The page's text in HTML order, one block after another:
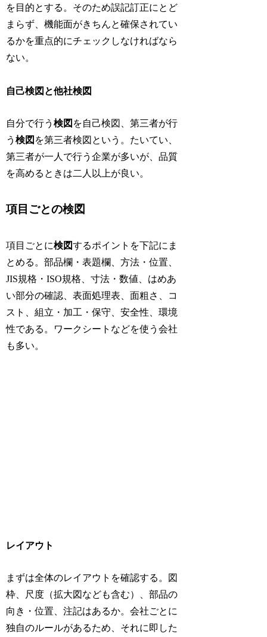
を目的とする。そのため誤記訂正にとど
まらず、機能面がきちんと確保されてい
るかを重点的にチェックしなければなら
ない。
自己検図と他社検図
自分で行う検図 を自己検図、第三者が行
う検図 を第三者検図という。たいてい、
第三者が一人で行う企業が多いが、品質
を高めるときは二人以上が良い。
項目ごとの検図
項目ごとに検図するポイントを下記にま
とめる。部品欄・表題欄、方法・位置、
JIS規格・ISO規格、寸法・数値、はめあ
い部分の確認、表面処理表、面粗さ、コ
スト、組立・加工・保守、安全性、環境
性である。ワークシートなどを使う会社
も多い。
レイアウト
まずは全体のレイアウトを確認する。図
枠、尺度（拡大図なども含む）、部品の
向き・位置、注記はあるか。会社ごとに
独自のルールがあるため、それに即した